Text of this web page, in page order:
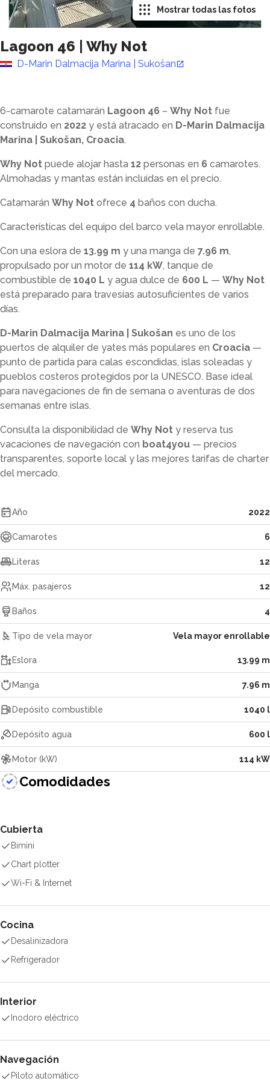
Lagoon 46 Why Not
D-Marin Dalmacija Marina | Sukošan
Mostrar todas las fotos
6-camarote catamarán Lagoon 46 – Why Not fue
construido en 2022 y está atracado en D-Marin Dalmacija
Marina | Sukošan, Croacia.
Why Not puede alojar hasta 12 personas en 6 camarotes.
Almohadas y mantas están incluidas en el precio.
Catamarán Why Not ofrece 4 baños con ducha.
Características del equipo del barco vela mayor enrollable.
Con una eslora de 13.99 m y una manga de 7.96 m,
propulsado por un motor de 114 kW, tanque de
combustible de 1040 L y agua dulce de 600 L — Why Not
está preparado para travesías autosuficientes de varios
días.
D-Marin Dalmacija Marina | Sukošan es uno de los
puertos de alquiler de yates más populares en Croacia —
punto de partida para calas escondidas, islas soleadas y
pueblos costeros protegidos por la UNESCO. Base ideal
para navegaciones de fin de semana o aventuras de dos
semanas entre islas.
Consulta la disponibilidad de Why Not y reserva tus
vacaciones de navegación con boat4you — precios
transparentes, soporte local y las mejores tarifas de charter
del mercado.
Año 2022
Camarotes 6
Literas 12
Máx. pasajeros 12
Baños 4
Tipo de vela mayor Vela mayor enrollable
Eslora 13.99 m
Manga 7.96 m
Depósito combustible 1040 l
Depósito agua 600 l
Motor (kW) 114 kW
Comodidades
Cubierta
Bimini
Chart plotter
Wi-Fi & Internet
Cocina
Desalinizadora
Refrigerador
Interior
Inodoro eléctrico
Navegación
Piloto automático